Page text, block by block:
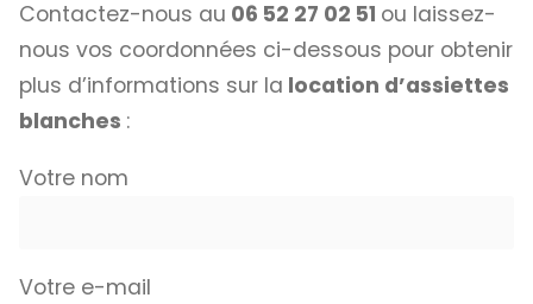
Contactez-nous au 06 52 27 02 51 ou laissez-
nous vos coordonnées ci-dessous pour obtenir
plus d’informations sur la location d’assiettes
blanches :
Votre nom
Votre e-mail